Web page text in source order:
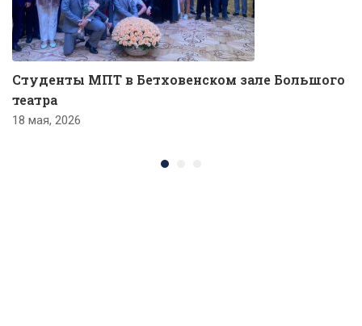
Студенты МПТ в Бетховенском зале Большого
театра
18 мая, 2026